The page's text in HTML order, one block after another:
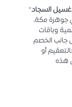
السجاد”
مكة،
وباقات
جانب الخصم
أو
هذه